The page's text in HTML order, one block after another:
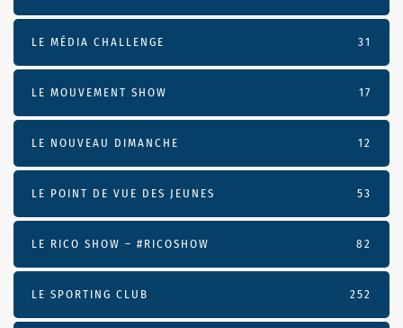
LE MÉDIA CHALLENGE 31
LE MOUVEMENT SHOW 17
LE NOUVEAU DIMANCHE 12
LE POINT DE VUE DES JEUNES 53
LE RICO SHOW – #RICOSHOW 82
LE SPORTING CLUB 252